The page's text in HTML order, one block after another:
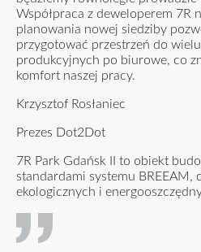
Współpraca z deweloperem 7R
planowania nowej siedziby
przygotować przestrzeń do
produkcyjnych po biurowe, co
komfort naszej pracy.
Krzysztof Rosłaniec
Prezes Dot2Dot
7R Park Gdańsk II to obiekt
standardami systemu BREEAM,
ekologicznych i